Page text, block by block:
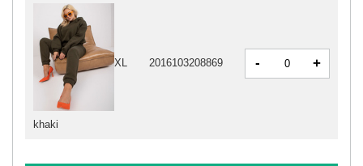
khaki
XL 2016103208869 - +